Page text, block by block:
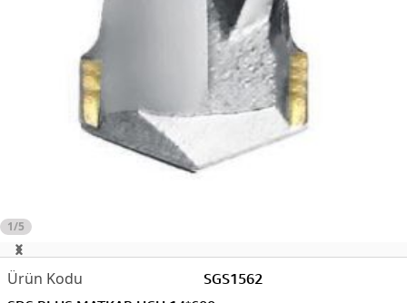
1/5
SGS1562